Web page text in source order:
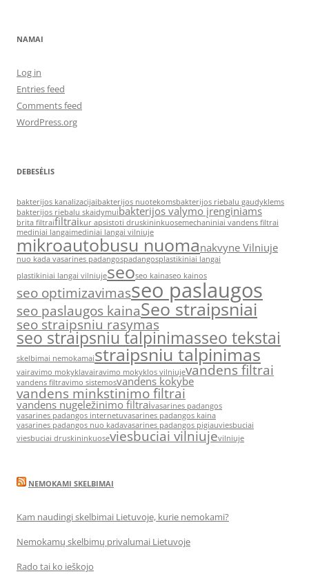
NAMAI
Log in
Entries feed
Comments feed
WordPress.org
DEBESĖLIS
bakterijos kanalizacijaibakterijos nuotekomsbakterijos riebalu gaudyklems
bakterijos riebalu skaidymuibakterijos valymo įrenginiams
brita filtraifiltraikur apsistoti druskininkuosemechaniniai vandens filtrai
mediniai langaimediniai langai vilniuje
mikroautobusu nuomanakvyne Vilniuje
nuo kada vasarines padangospadangosplastikiniai langai
plastikiniai langai vilniujeseoseo kainaseo kainos
seo optimizavimasseo paslaugos
seo paslaugos kainaSeo straipsniai
seo straipsniu rasymas
seo straipsniu talpinimasseo tekstai
skelbimai nemokamaistraipsniu talpinimas
vairavimo mokyklavairavimo mokyklos vilniujevandens filtrai
vandens filtravimo sistemosvandens kokybe
vandens minkstinimo filtrai
vandens nugeležinimo filtraivasarines padangos
vasarines padangos internetuvasarines padangos kaina
vasarines padangos nuo kadavasarines padangos pigiauviesbuciai
viesbuciai druskininkuoseviesbuciai vilniujevilniuje
NEMOKAMI SKELBIMAI
Kam naudingi skelbimai Lietuvoje, kurie nemokami?
Nemokamų skelbimų privalumai Lietuvoje
Rado tai ko ieškojo